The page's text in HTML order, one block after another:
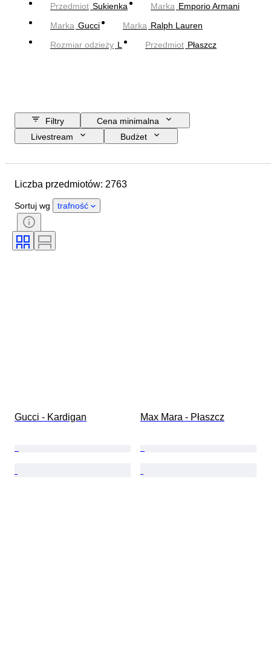
Przedmiot Sukienka Marka Emporio Armani
Marka Gucci Marka Ralph Lauren
Rozmiar odzieży L Przedmiot Płaszcz
Filtry
Cena minimalna
Livestream
Budżet
Kraj pochodzenia
Stan
Styl
Kolor
Rozmiar na przedmiocie
Wzór
Liczba przedmiotów: 2763
Sortuj wg trafność
Gucci - Kardigan Max Mara - Płaszcz